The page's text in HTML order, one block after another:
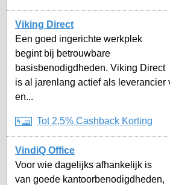
Viking Direct
Een goed ingerichte werkplek
begint bij betrouwbare
basisbenodigdheden. Viking Direct
is al jarenlang actief als leverancier
en...
Tot 2,5% Cashback Korting
VindiQ Office
Voor wie dagelijks afhankelijk is
van goede kantoorbenodigdheden,